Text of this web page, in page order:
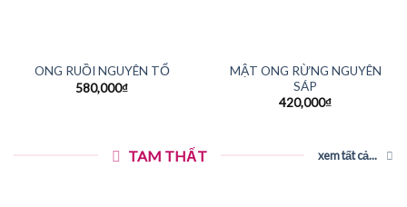
HẾT HÀNG
ONG RUỒI NGUYÊN TỔ
580,000₫
HẾT HÀNG
MẬT ONG RỪNG NGUYÊN
SÁP
420,000₫
TAM THẤT xem tất cả...